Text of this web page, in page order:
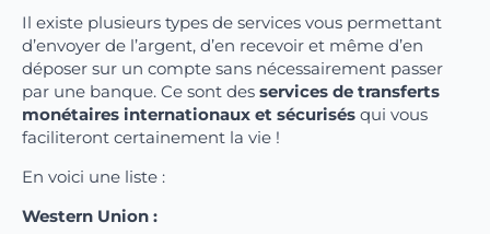
Il existe plusieurs types de services vous permettant
d’envoyer de l’argent, d’en recevoir et même d’en
déposer sur un compte sans nécessairement passer
par une banque. Ce sont des services de transferts
monétaires internationaux et sécurisés qui vous
faciliteront certainement la vie !
En voici une liste :
Western Union :